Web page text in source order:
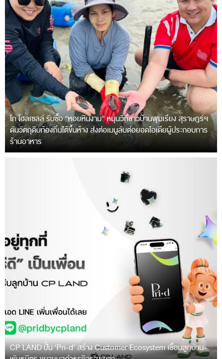
โก โฮลเซลล์ รับซื้อ “หอยหินงาม” หนุนวิถีชาวบ้านพุมเรียง สุราษฎร์ฯ
ดันวัตถุดิบท้องถิ่นใต้ขึ้นห้าง ส่งต่อเมนูลับต่อยอดไอเดียผู้ประกอบการ
ร้านอาหาร
CP LAND ปั้น ‘Pri-d’ สร้าง Customer Ecosystem เชื่อมลูกบ้าน-